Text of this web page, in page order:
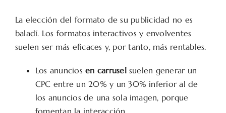
La elección del formato de su publicidad no es
baladí. Los formatos interactivos y envolventes
suelen ser más eficaces y, por tanto, más rentables.
Los anunciosen carruselsuelen generar un
CPC entre un 20% y un 30% inferior al de
los anuncios de una sola imagen, porque
fomentan la interacción.